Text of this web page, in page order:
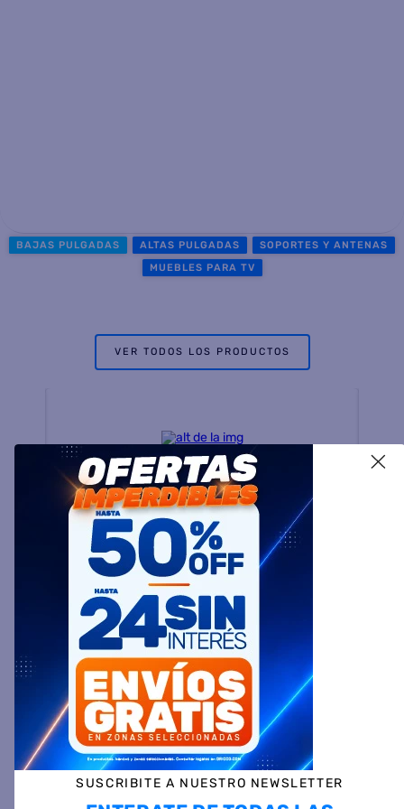
BAJAS PULGADAS ALTAS PULGADAS
SOPORTES Y ANTENAS
MUEBLES PARA TV
VER TODOS LOS PRODUCTOS
Video juego LEVEL UP
PLAY LT Android Hdmi
$ 130.999
Especial deCOCINASen
X
SUSCRIBITE A NUESTRO NEWSLETTER